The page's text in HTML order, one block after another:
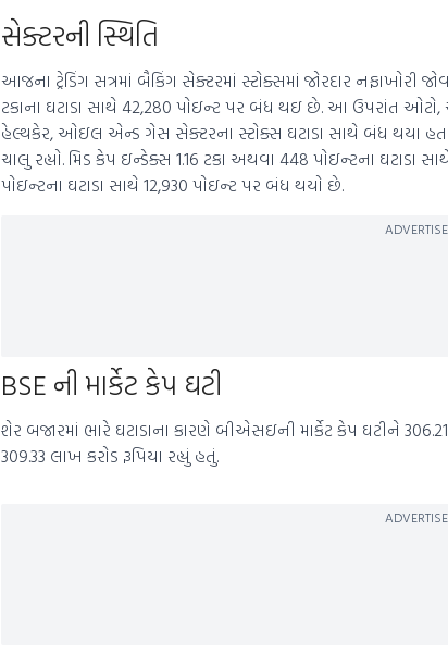
સેક્ટરની સ્થિતિ
આજના ટ્રેડિંગ સત્રમાં બૈકિંગ સેક્ટરમાં સ્ટોક્સમાં જોરદાર નફાખોરી
ટકાના ઘટાડા સાથે 42,280 પોઇન્ટ પર બંધ થઇ છે. આ ઉપરાંત
હેલ્થકેર, ઓઇલ એન્ડ ગેસ સેક્ટરના સ્ટોક્સ ઘટાડા સાથે બંધ થયા
ચાલુ રહ્યો. મિડ કેપ ઇન્ડેક્સ 1.16 ટકા અથવા 448 પોઇન્ટના ઘટાડા
પોઇન્ટના ઘટાડા સાથે 12,930 પોઇન્ટ પર બંધ થયો છે.
BSE ની માર્કેટ કેપ ઘટી
શેર બજારમાં ભારે ઘટાડાના કારણે બીએસઇની માર્કેટ કેપ ઘટીને
309.33 લાખ કરોડ રૂપિયા રહ્યું હતું.